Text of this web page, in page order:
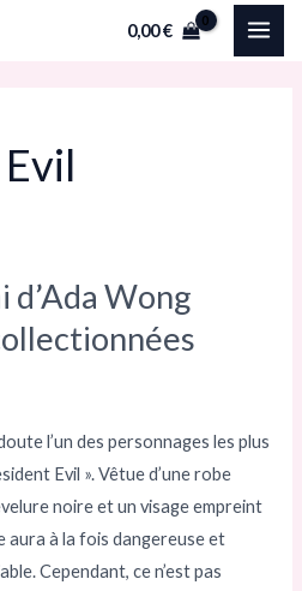
0,00€
Wong
l’un des personnages les plus
Evil ». Vêtue d’une robe
noire et un visage empreint
aura à la fois dangereuse et
Cependant, ce n’est pas